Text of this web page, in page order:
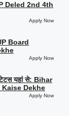
Deled 2nd 4th
Apply Now
Board
Apply Now
यहां से: Bihar
Dekhe
Apply Now